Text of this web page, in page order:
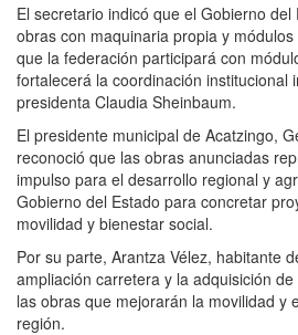
El secretario indicó que el Gobierno
obras con maquinaria propia y
que la federación participará con
fortalecerá la coordinación institucional
presidenta Claudia Sheinbaum.
El presidente municipal de Acatzingo,
reconoció que las obras anunciadas
impulso para el desarrollo regional y
Gobierno del Estado para concretar
movilidad y bienestar social.
Por su parte, Arantza Vélez, habitante
ampliación carretera y la adquisición
las obras que mejorarán la movilidad y
región.